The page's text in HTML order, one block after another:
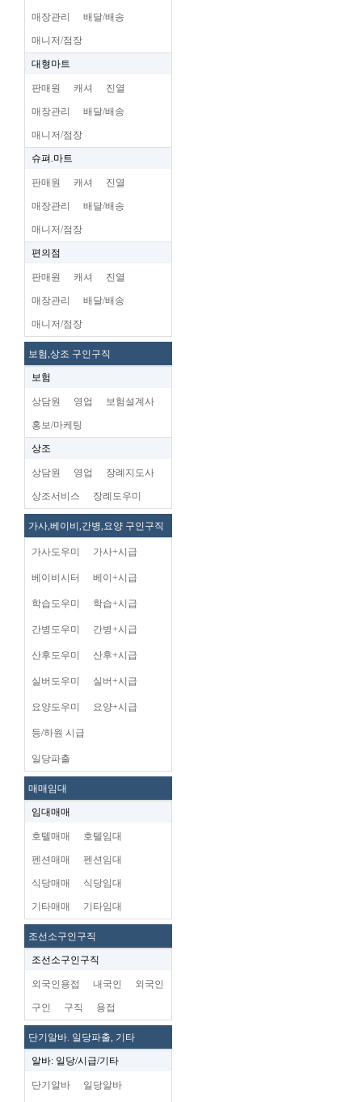
매장관리 배달/배송
매니저/점장
대형마트
판매원 캐셔 진열
매장관리 배달/배송
매니저/점장
슈펴.마트
판매원 캐셔 진열
매장관리 배달/배송
매니저/점장
편의점
판매원 캐셔 진열
매장관리 배달/배송
매니저/점장
보험,상조 구인구직
보험
상담원 영업 보험설계사
홍보/마케팅
상조
상담원 영업 장례지도사
상조서비스 장례도우미
가사,베이비,간병,요양 구인구직
가사도우미 가사+시급
베이비시터 베이+시급
학습도우미 학습+시급
간병도우미 간병+시급
산후도우미 산후+시급
실버도우미 실버+시급
요양도우미 요양+시급
등/하원 시급
일당파출
매매임대
임대매매
호텔매매 호텔임대
펜션매매 펜션임대
식당매매 식당임대
기타매매 기타임대
조선소구인구직
조선소구인구직
외국인용접 내국인 외국인
구인 구직 용접
단기알바. 일당파출, 기타
알바: 일당/시급/기타
단기알바 일당알바